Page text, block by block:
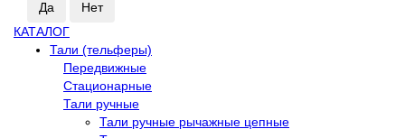
КАТАЛОГ
Тали (тельферы)
Передвижные
Стационарные
Тали ручные
Тали ручные рычажные цепные